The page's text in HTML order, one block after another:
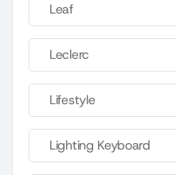
Leaf
Leclerc
Lifestyle
Lighting Keyboard